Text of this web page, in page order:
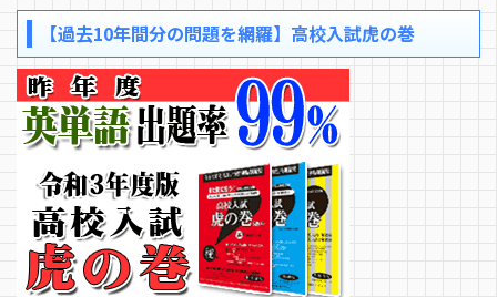
【過去10年間分の問題を網羅】高校入試虎の巻